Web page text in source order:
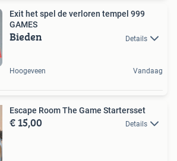
Exit het spel de verloren tempel 999
GAMES
Bieden Details
Hoogeveen Vandaag
Escape Room The Game Startersset
€ 15,00 Details